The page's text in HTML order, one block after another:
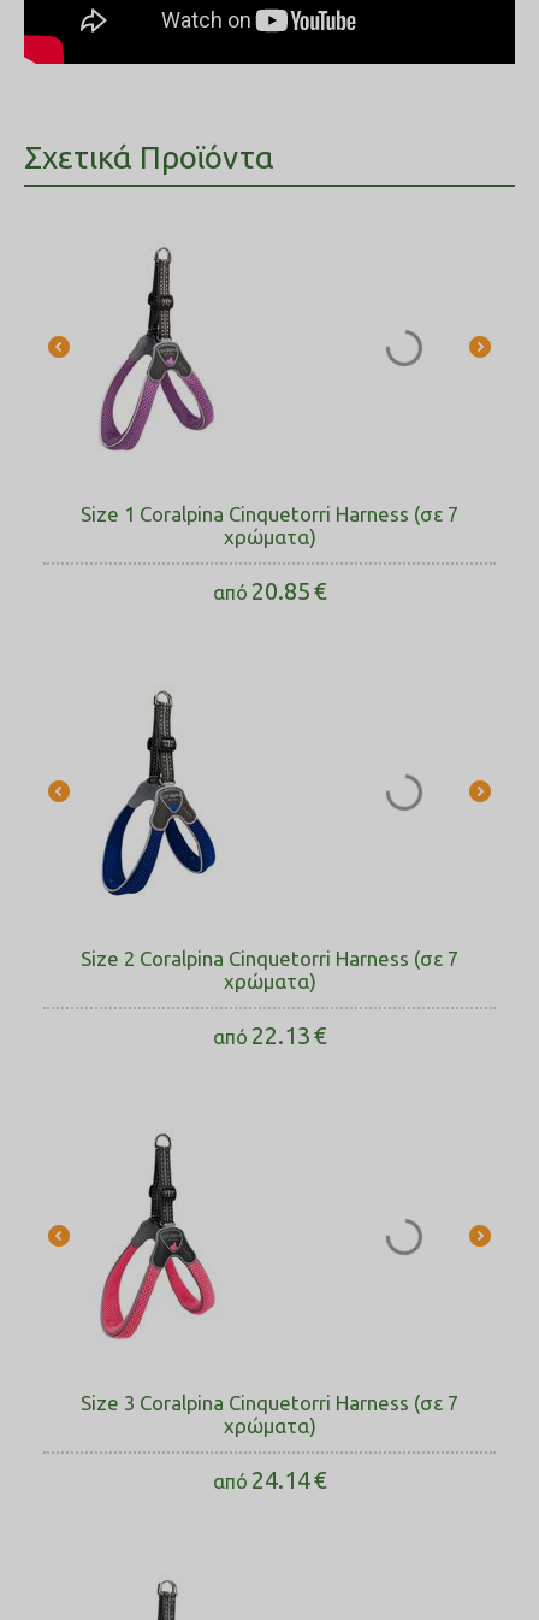
Σχετικά Προϊόντα
Size 1 Coralpina Cinquetorri Harness (σε 7
χρώματα)
από 20.85€
Size 2 Coralpina Cinquetorri Harness (σε 7
χρώματα)
από 22.13€
Size 3 Coralpina Cinquetorri Harness (σε 7
χρώματα)
από 24.14€